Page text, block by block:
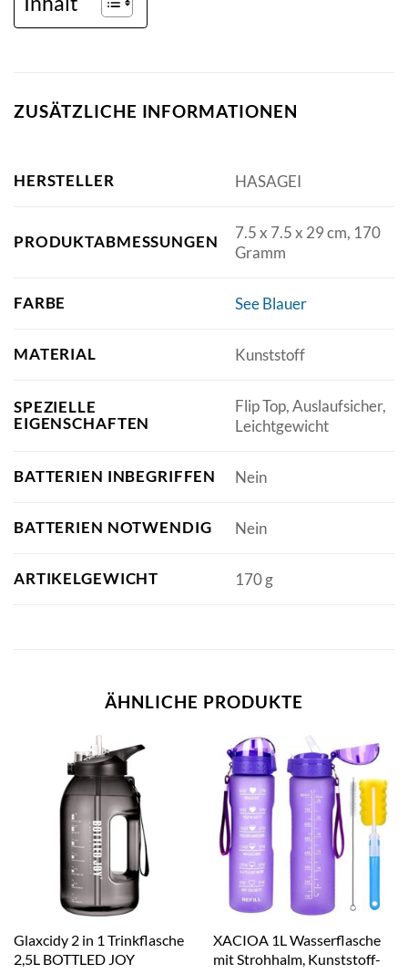
ZUSÄTZLICHE INFORMATIONEN
HERSTELLER ‎HASAGEI
PRODUKTABMESSUNGEN
‎7.5 x 7.5 x 29 cm, 170
Gramm
FARBE ‎See Blauer
MATERIAL ‎Kunststoff
SPEZIELLE
EIGENSCHAFTEN
‎Flip Top, Auslaufsicher,
Leichtgewicht
BATTERIEN INBEGRIFFEN ‎Nein
BATTERIEN NOTWENDIG ‎Nein
ARTIKELGEWICHT ‎170 g
ÄHNLICHE PRODUKTE
Glaxcidy 2 in 1 Trinkflasche
2,5L BOTTLED JOY
XACIOA 1L Wasserflasche
mit Strohhalm, Kunststoff-